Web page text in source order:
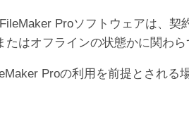
Proソフトウェアは、
はオフラインの状態かに関わ
Proの利用を前提とされ